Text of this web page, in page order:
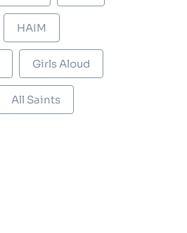
HAIM
Girls Aloud
All Saints